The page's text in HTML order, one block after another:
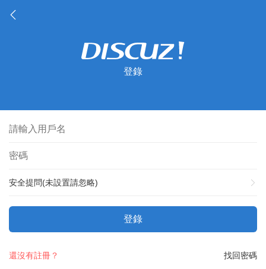
登錄
安全提問(未設置請忽略)
登錄
找回密碼
還沒有註冊？